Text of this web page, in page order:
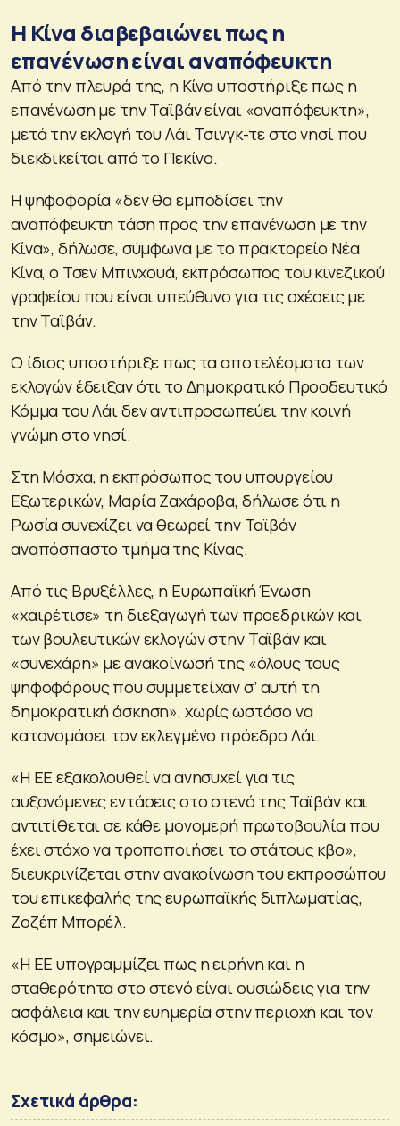
Η Κίνα διαβεβαιώνει πως η
επανένωση είναι αναπόφευκτη
Από την πλευρά της, η Κίνα υποστήριξε πως η
επανένωση με την Ταϊβάν είναι «αναπόφευκτη»,
μετά την εκλογή του Λάι Τσινγκ-τε στο νησί που
διεκδικείται από το Πεκίνο.
Η ψηφοφορία «δεν θα εμποδίσει την
αναπόφευκτη τάση προς την επανένωση με την
Κίνα», δήλωσε, σύμφωνα με το πρακτορείο Νέα
Κίνα, ο Τσεν Μπινχουά, εκπρόσωπος του κινεζικού
γραφείου που είναι υπεύθυνο για τις σχέσεις με
την Ταϊβάν.
Ο ίδιος υποστήριξε πως τα αποτελέσματα των
εκλογών έδειξαν ότι το Δημοκρατικό Προοδευτικό
Κόμμα του Λάι δεν αντιπροσωπεύει την κοινή
γνώμη στο νησί.
Στη Μόσχα, η εκπρόσωπος του υπουργείου
Εξωτερικών, Μαρία Ζαχάροβα, δήλωσε ότι η
Ρωσία συνεχίζει να θεωρεί την Ταϊβάν
αναπόσπαστο τμήμα της Κίνας.
Από τις Βρυξέλλες, η Ευρωπαϊκή Ένωση
«χαιρέτισε» τη διεξαγωγή των προεδρικών και
των βουλευτικών εκλογών στην Ταϊβάν και
«συνεχάρη» με ανακοίνωσή της «όλους τους
ψηφοφόρους που συμμετείχαν σ’ αυτή τη
δημοκρατική άσκηση», χωρίς ωστόσο να
κατονομάσει τον εκλεγμένο πρόεδρο Λάι.
«Η ΕΕ εξακολουθεί να ανησυχεί για τις
αυξανόμενες εντάσεις στο στενό της Ταϊβάν και
αντιτίθεται σε κάθε μονομερή πρωτοβουλία που
έχει στόχο να τροποποιήσει το στάτους κβο»,
διευκρινίζεται στην ανακοίνωση του εκπροσώπου
του επικεφαλής της ευρωπαϊκής διπλωματίας,
Ζοζέπ Μπορέλ.
«Η ΕΕ υπογραμμίζει πως η ειρήνη και η
σταθερότητα στο στενό είναι ουσιώδεις για την
ασφάλεια και την ευημερία στην περιοχή και τον
κόσμο», σημειώνει.
Σχετικά άρθρα: